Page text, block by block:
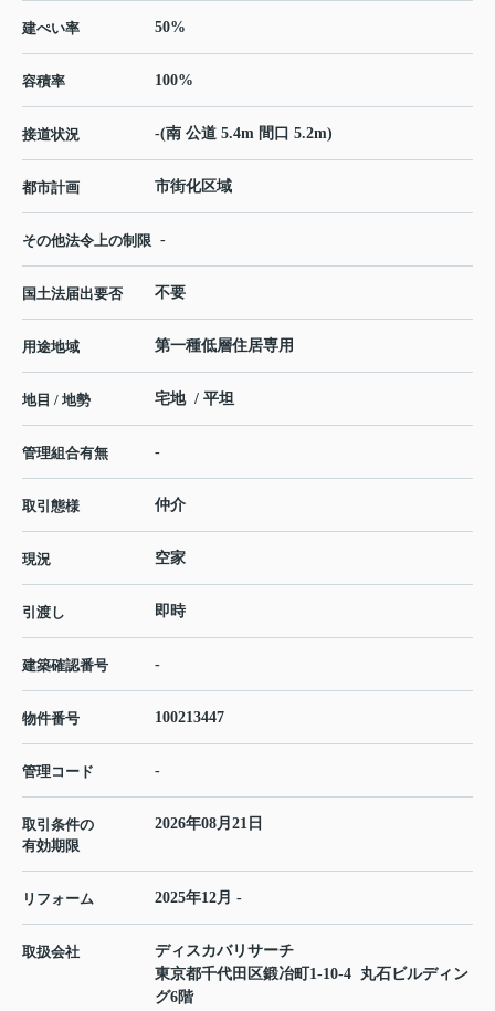
建ぺい率 50%
容積率 100%
接道状況 -(南 公道 5.4m 間口 5.2m)
都市計画 市街化区域
その他法令上の制限 -
国土法届出要否 不要
用途地域 第一種低層住居専用
地目 / 地勢 宅地 / 平坦
管理組合有無 -
取引態様 仲介
現況 空家
引渡し 即時
建築確認番号 -
物件番号 100213447
管理コード -
取引条件の
有効期限
2026年08月21日
リフォーム 2025年12月 -
取扱会社
ディスカバリサーチ
東京都千代田区鍛冶町1-10-4 丸石ビルディン
グ6階